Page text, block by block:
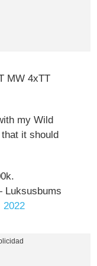
MW 4xTT
my Wild
it should
2022